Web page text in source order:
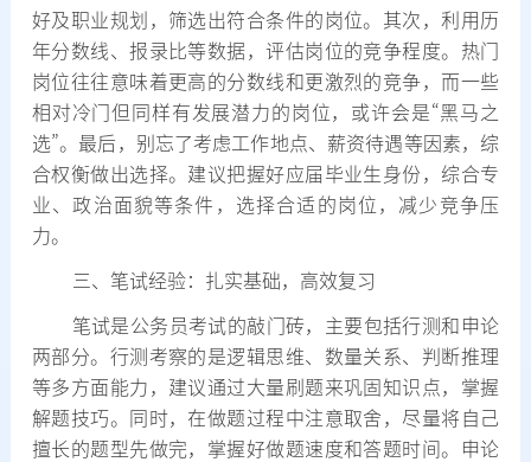
好及职业规划，筛选出符合条件的岗位。其次，利用历
年分数线、报录比等数据，评估岗位的竞争程度。热门
岗位往往意味着更高的分数线和更激烈的竞争，而一些
相对冷门但同样有发展潜力的岗位，或许会是“黑马之
选”。最后，别忘了考虑工作地点、薪资待遇等因素，综
合权衡做出选择。建议把握好应届毕业生身份，综合专
业、政治面貌等条件，选择合适的岗位，减少竞争压
力。
三、笔试经验：扎实基础，高效复习
笔试是公务员考试的敲门砖，主要包括行测和申论
两部分。行测考察的是逻辑思维、数量关系、判断推理
等多方面能力，建议通过大量刷题来巩固知识点，掌握
解题技巧。同时，在做题过程中注意取舍，尽量将自己
擅长的题型先做完，掌握好做题速度和答题时间。申论